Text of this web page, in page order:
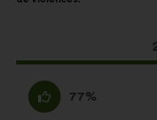
Olen
nõus
77%
aitavad
oma mõju